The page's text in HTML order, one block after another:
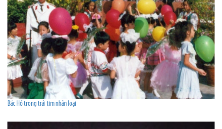
Bác Hồ trong trái tim nhân loại